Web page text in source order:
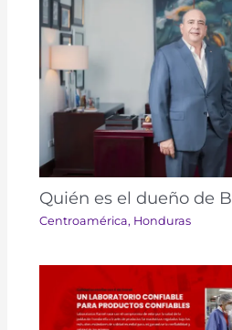
Quién es el dueño de
Centroamérica, Honduras